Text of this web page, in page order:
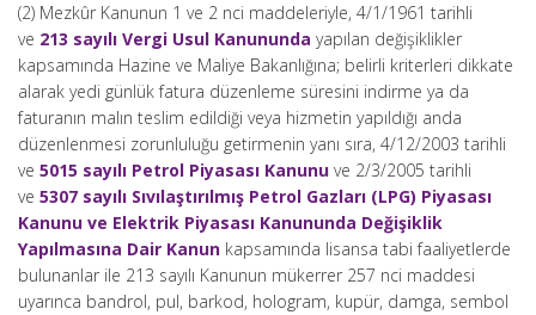
(2) Mezkûr Kanunun 1 ve 2 nci maddeleriyle, 4/1/1961 tarihli
ve 213 sayılı Vergi Usul Kanununda yapılan değişiklikler
kapsamında Hazine ve Maliye Bakanlığına; belirli kriterleri dikkate
alarak yedi günlük fatura düzenleme süresini indirme ya da
faturanın malın teslim edildiği veya hizmetin yapıldığı anda
düzenlenmesi zorunluluğu getirmenin yanı sıra, 4/12/2003 tarihli
ve 5015 sayılı Petrol Piyasası Kanunu ve 2/3/2005 tarihli
ve 5307 sayılı Sıvılaştırılmış Petrol Gazları (LPG) Piyasası
Kanunu ve Elektrik Piyasası Kanununda Değişiklik
Yapılmasına Dair Kanun kapsamında lisansa tabi faaliyetlerde
bulunanlar ile 213 sayılı Kanunun mükerrer 257 nci maddesi
uyarınca bandrol, pul, barkod, hologram, kupür, damga, sembol